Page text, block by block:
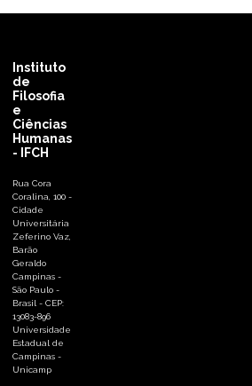
Instituto
de
Filosofia
e
Ciências
Humanas
- IFCH
Rua Cora
Coralina, 100 -
Cidade
Universitária
Zeferino Vaz,
Barão
Geraldo
Campinas -
São Paulo -
Brasil - CEP:
13083-896
Universidade
Estadual de
Campinas -
Unicamp